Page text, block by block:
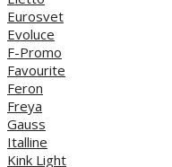
Eurosvet
Evoluce
F-Promo
Favourite
Feron
Freya
Gauss
Italline
Kink Light